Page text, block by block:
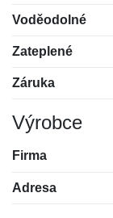
Voděodolné
Zateplené
Záruka
Výrobce
Firma
Adresa